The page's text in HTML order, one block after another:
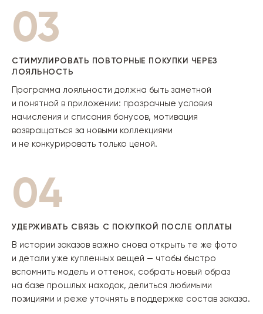
03
СТИМУЛИРОВАТЬ ПОВТОРНЫЕ ПОКУПКИ ЧЕРЕЗ
ЛОЯЛЬНОСТЬ
Программа лояльности должна быть заметной
и понятной в приложении: прозрачные условия
начисления и списания бонусов, мотивация
возвращаться за новыми коллекциями
и не конкурировать только ценой.
04
УДЕРЖИВАТЬ СВЯЗЬ С ПОКУПКОЙ ПОСЛЕ ОПЛАТЫ
В истории заказов важно снова открыть те же фото
и детали уже купленных вещей — чтобы быстро
вспомнить модель и оттенок, собрать новый образ
на базе прошлых находок, делиться любимыми
позициями и реже уточнять в поддержке состав заказа.